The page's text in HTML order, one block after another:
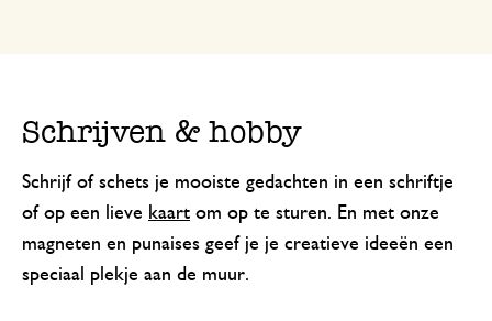
Schrijven & hobby
Schrijf of schets je mooiste gedachten in een schriftje
of op een lieve kaart om op te sturen. En met onze
magneten en punaises geef je je creatieve ideeën een
speciaal plekje aan de muur.